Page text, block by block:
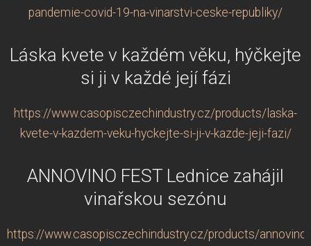
pandemie-covid-19-na-vinarstvi-ceske-republiky/
Láska kvete v každém věku, hýčkejte
si ji v každé její fázi
https://www.casopisczechindustry.cz/products/laska-
kvete-v-kazdem-veku-hyckejte-si-ji-v-kazde-jeji-fazi/
ANNOVINO FEST Lednice zahájil
vinařskou sezónu
https://www.casopisczechindustry.cz/products/annovino-